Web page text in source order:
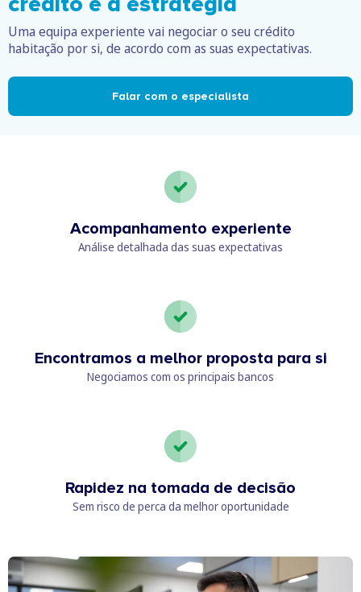
Uma equipa experiente vai negociar o seu crédito
habitação por si, de acordo com as suas expectativas.
Falar com o especialista
Acompanhamento experiente
Análise detalhada das suas expectativas
Encontramos a melhor proposta para si
Negociamos com os principais bancos
Rapidez na tomada de decisão
Sem risco de perca da melhor oportunidade